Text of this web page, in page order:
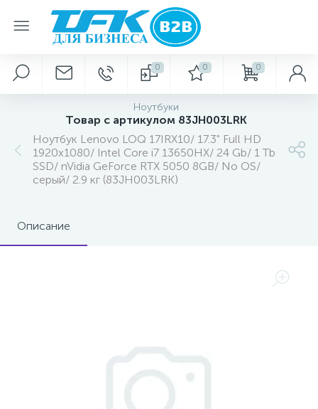
0 0 0
Ноутбуки
Товар с артикулом 83JH003LRK
Ноутбук Lenovo LOQ 17IRX10/ 17.3" Full HD
1920x1080/ Intel Core i7 13650HX/ 24 Gb/ 1 Tb
SSD/ nVidia GeForce RTX 5050 8GB/ No OS/
серый/ 2.9 кг (83JH003LRK)
Описание